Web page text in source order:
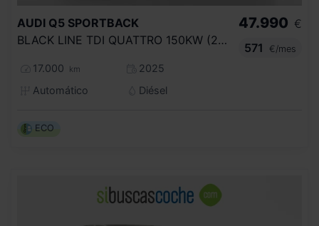
AUDI Q5 SPORTBACK
BLACK LINE TDI QUATTRO 150KW (204CV) S T
17.000 km
2025
Automático
Diésel
47.990 €
571
€/mes
ECO